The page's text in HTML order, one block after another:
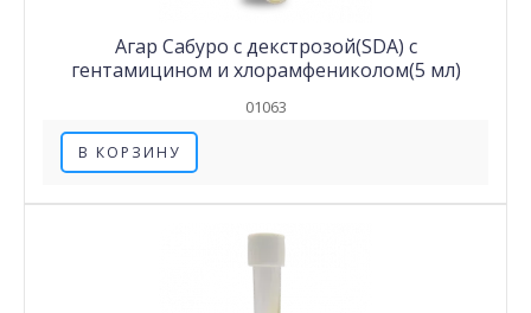
Агар Сабуро с декстрозой(SDA) с
гентамицином и хлорамфениколом(5 мл)
01063
В КОРЗИНУ